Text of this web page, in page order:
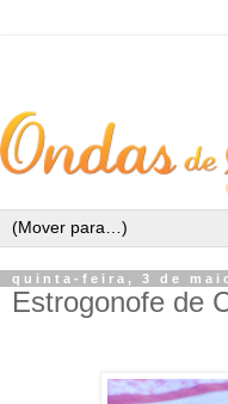
quinta-feira, 3 de
Estrogonofe de